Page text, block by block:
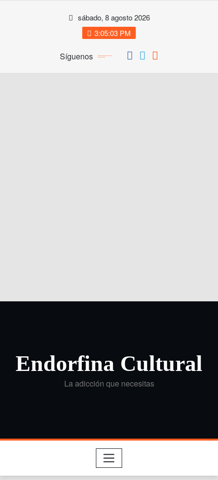
sábado, 8 agosto 2026
3:05:04 PM
Síguenos
Endorfina Cultural
La adicción que necesitas